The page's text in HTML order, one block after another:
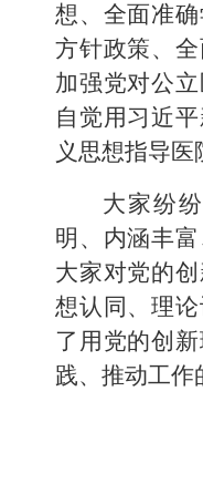
想、全面准
方针政策、
加强党对公
自觉用习近
义思想指导医
大家纷
明 、内涵丰
大家对党的
想认同、理
了用党的创
践、推动工作